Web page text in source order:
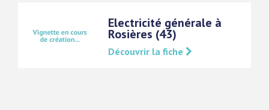
Electricité générale à
Rosières (43)
Découvrir la fiche